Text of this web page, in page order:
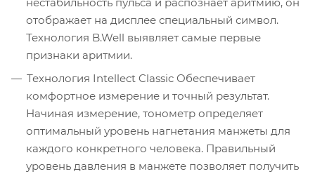
отображает на дисплее специальный символ.
Технология B.Well выявляет самые первые
признаки аритмии.
Технология Intellect Classic Обеспечивает
комфортное измерение и точный результат.
Начиная измерение, тонометр определяет
оптимальный уровень нагнетания манжеты для
каждого конкретного человека. Правильный
уровень давления в манжете позволяет получить